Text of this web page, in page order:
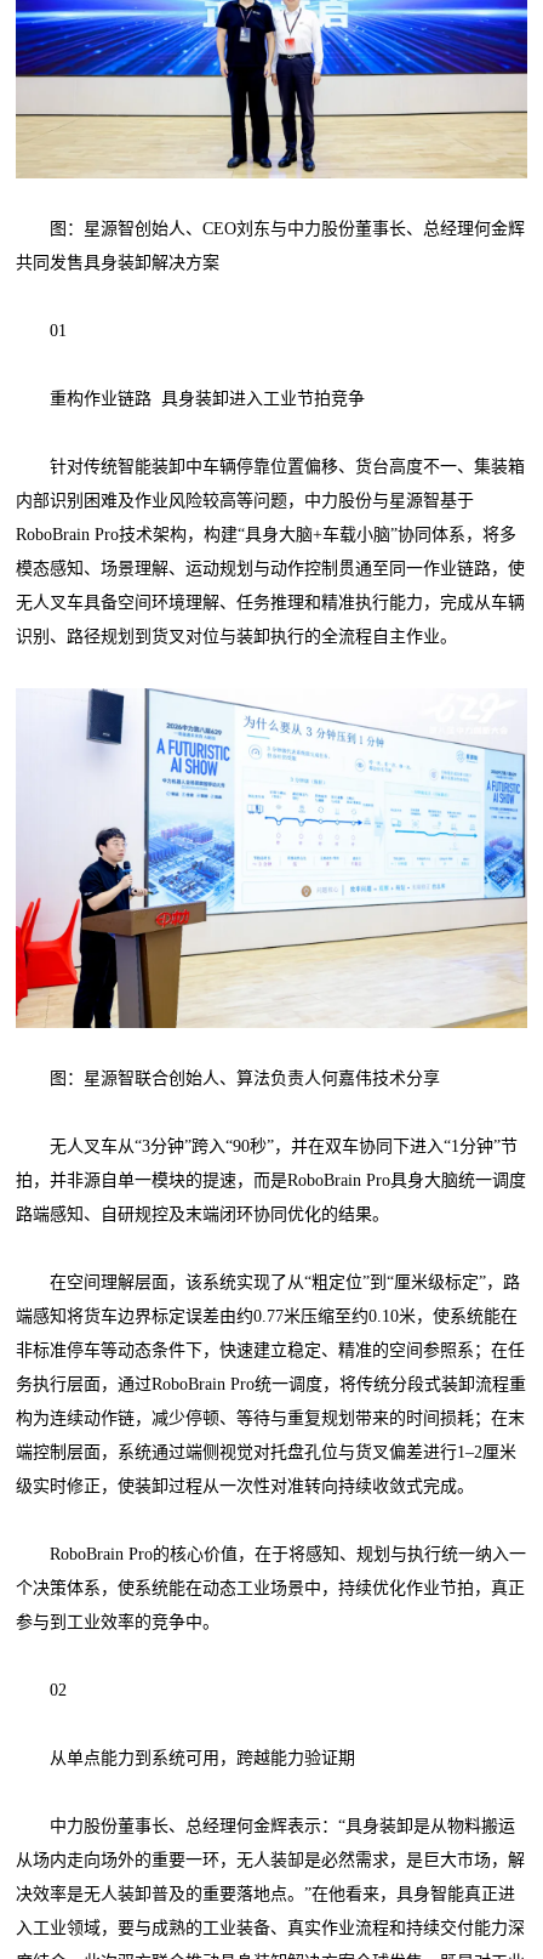
图：星源智创始人、CEO刘东与中力股份董事长、总经理何金辉
共同发售具身装卸解决方案
01
重构作业链路 具身装卸进入工业节拍竞争
针对传统智能装卸中车辆停靠位置偏移、货台高度不一、集装箱
内部识别困难及作业风险较高等问题，中力股份与星源智基于
RoboBrain Pro技术架构，构建“具身大脑+车载小脑”协同体系，将多
模态感知、场景理解、运动规划与动作控制贯通至同一作业链路，使
无人叉车具备空间环境理解、任务推理和精准执行能力，完成从车辆
识别、路径规划到货叉对位与装卸执行的全流程自主作业。
图：星源智联合创始人、算法负责人何嘉伟技术分享
无人叉车从“3分钟”跨入“90秒”，并在双车协同下进入“1分钟”节
拍，并非源自单一模块的提速，而是RoboBrain Pro具身大脑统一调度
路端感知、自研规控及末端闭环协同优化的结果。
在空间理解层面，该系统实现了从“粗定位”到“厘米级标定”，路
端感知将货车边界标定误差由约0.77米压缩至约0.10米，使系统能在
非标准停车等动态条件下，快速建立稳定、精准的空间参照系；在任
务执行层面，通过RoboBrain Pro统一调度，将传统分段式装卸流程重
构为连续动作链，减少停顿、等待与重复规划带来的时间损耗；在末
端控制层面，系统通过端侧视觉对托盘孔位与货叉偏差进行1–2厘米
级实时修正，使装卸过程从一次性对准转向持续收敛式完成。
RoboBrain Pro的核心价值，在于将感知、规划与执行统一纳入一
个决策体系，使系统能在动态工业场景中，持续优化作业节拍，真正
参与到工业效率的竞争中。
02
从单点能力到系统可用，跨越能力验证期
中力股份董事长、总经理何金辉表示：“具身装卸是从物料搬运
从场内走向场外的重要一环，无人装缷是必然需求，是巨大巿场，解
决效率是无人装卸普及的重要落地点。”在他看来，具身智能真正进
入工业领域，要与成熟的工业装备、真实作业流程和持续交付能力深